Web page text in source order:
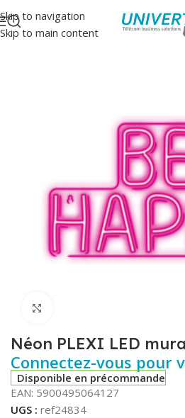
Skip to navigation
Skip to main content
Accueil/Néons Leds
Néon PLEXI LED
Connectez-vous pour
Disponible en précommande
EAN: 5900495064127
UGS : ref24834